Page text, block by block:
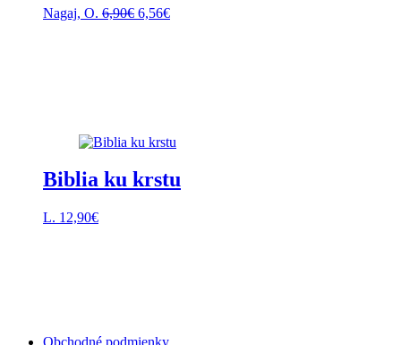
Nagaj, O. 6,90€ Pôvodná
6,56€Aktuálna
Biblia ku krstu
L. 12,90€